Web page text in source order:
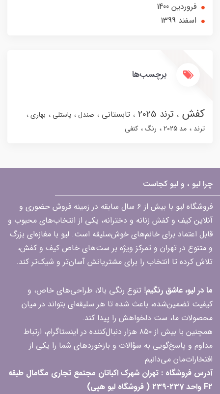
فروردین 1400
اسفند 1399
برچسب‌ها
کفش ترند 2025 تابستانی صندل پاستلی
بهاری
ترند
مد 2025 رنگ کنفی
چرا لیو ، و لیو کجاست
فروشگاه لیو با بیش از ۶ سال سابقه در زمینه فروش حضوری و
آنلاین کیف و کفش زنانه و دخترانه، یکی از انتخاب‌های محبوب و
قابل اعتماد برای خانم‌های خوش‌سلیقه است. لیو با مغازه‌ای بزرگ
و متنوع در تهران و تمرکز ویژه بر ست‌های خاص کیف و کفش،
تلاش کرده تا انتخاب را برای مشتریانش آسان‌تر و شیک‌تر کند.
ما در لیو، عاشق رنگیم! تنوع رنگی بالا، طراحی‌های خاص، و
کیفیت تضمین‌شده، باعث شده تا هر سلیقه‌ای بتواند در میان
محصولات ما، ست دلخواهش را پیدا کند.
همچنین با بیش از ۸۵۰ هزار دنبال‌کننده در اینستاگرام، ارتباط
مداوم و پاسخ‌گویی به سؤالات و بازخوردهای شما را یکی از
افتخارات‌مان می‌دانیم
آدرس فروشگاه : تهران شهرک اکباتان مجتمع تجاری مگامال طبقه
F2 واحد 237-239 ( فروشگاه لیو هپی)